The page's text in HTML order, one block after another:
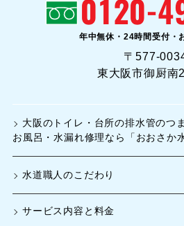
年中無休・24時間受付・
〒577-
東大阪市御厨南
大阪のトイレ・台所の排水管のつ
お風呂・水漏れ修理なら「おおさか
水道職人のこだわり
サービス内容と料金